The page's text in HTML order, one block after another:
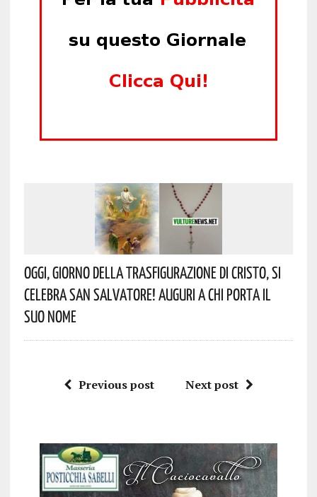
Oggi, Giorno Della Trasfigurazione Di Cristo, Si
Celebra San Salvatore! Auguri A Chi Porta Il
Suo Nome
Previous post Next post